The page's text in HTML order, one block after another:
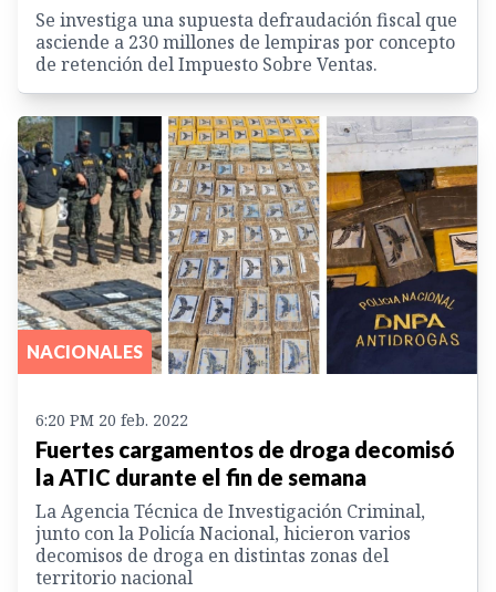
Se investiga una supuesta defraudación fiscal que
asciende a 230 millones de lempiras por concepto
de retención del Impuesto Sobre Ventas.
NACIONALES
6:20 PM 20 feb. 2022
Fuertes cargamentos de droga decomisó
la ATIC durante el fin de semana
La Agencia Técnica de Investigación Criminal,
junto con la Policía Nacional, hicieron varios
decomisos de droga en distintas zonas del
territorio nacional